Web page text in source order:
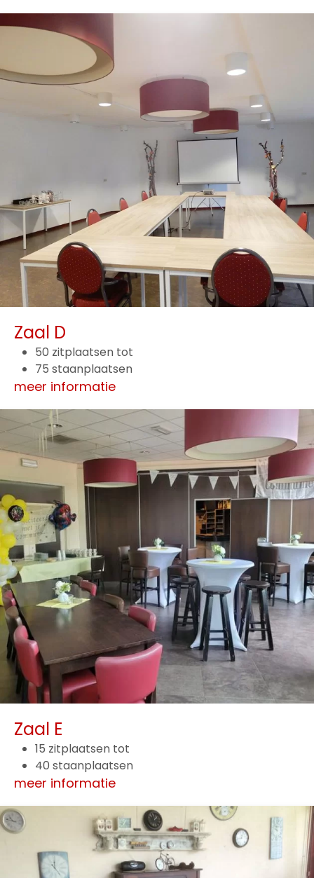
Zaal D
50 zitplaatsen tot
75 staanplaatsen
meer informatie
Zaal E
15 zitplaatsen tot
40 staanplaatsen
meer informatie